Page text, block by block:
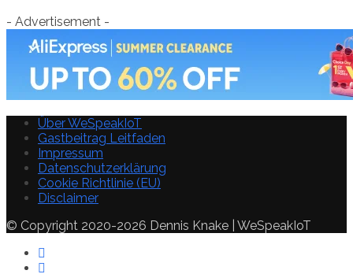
- Advertisement -
Über WeSpeakIoT
Gastbeitrag Leitfaden
Impressum
Datenschutzerklärung
Cookie Richtlinie (EU)
Disclaimer
© Copyright 2020-2026 Dennis Knake | WeSpeakIoT